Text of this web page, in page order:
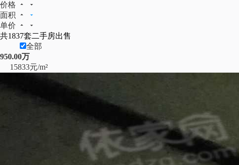
价格
面积
单价
共1837套二手房出售
全部
950.00万
15833元/m²